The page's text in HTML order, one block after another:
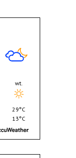
wt.
29°C
13°C